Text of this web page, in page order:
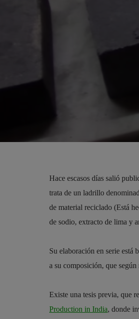
Hace escasos días salió
trata de un ladrillo
de material reciclado (Está
de sodio, extracto de lima y
Su elaboración en serie está
a su composición, que según
Existe una tesis previa, que
Production in India, donde